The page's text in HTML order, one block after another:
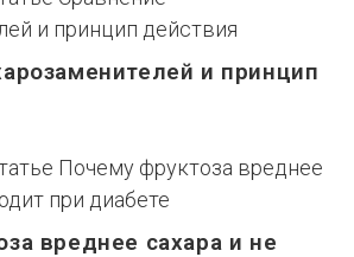
и принцип
вреднее сахара и не